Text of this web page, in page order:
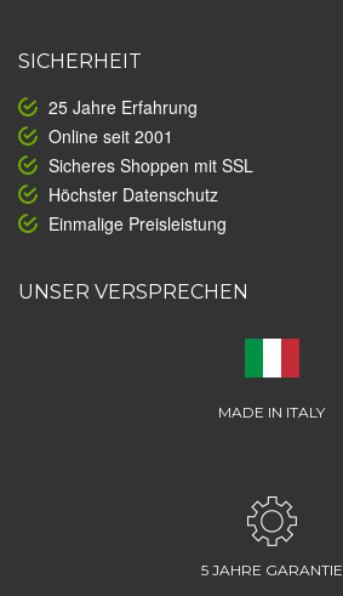
SICHERHEIT
25 Jahre Erfahrung
Online seit 2001
Sicheres Shoppen mit SSL
Höchster Datenschutz
Einmalige Preisleistung
UNSER VERSPRECHEN
MADE IN ITALY
5 JAHRE GARANTIE